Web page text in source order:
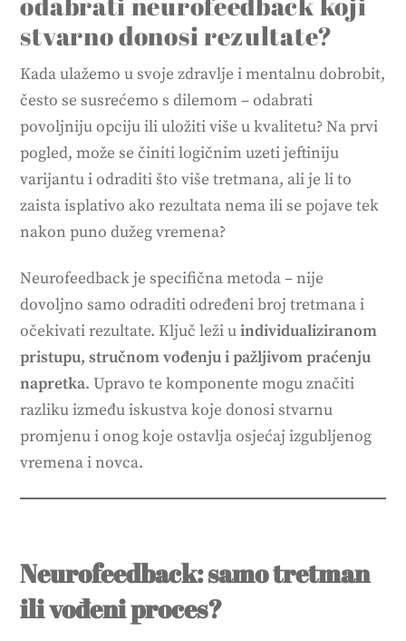
stvarno donosi rezultate?
Kada ulažemo u svoje zdravlje i mentalnu dobrobit,
često se susrećemo s dilemom – odabrati
povoljniju opciju ili uložiti više u kvalitetu? Na prvi
pogled, može se činiti logičnim uzeti jeftiniju
varijantu i odraditi što više tretmana, ali je li to
zaista isplativo ako rezultata nema ili se pojave tek
nakon puno dužeg vremena?
Neurofeedback je specifična metoda – nije
dovoljno samo odraditi određeni broj tretmana i
očekivati rezultate. Ključ leži uindividualiziranom
pristupu, stručnom vođenju i pažljivom praćenju
napretka. Upravo te komponente mogu značiti
razliku između iskustva koje donosi stvarnu
promjenu i onog koje ostavlja osjećaj izgubljenog
vremena i novca.
Neurofeedback: samo tretman
ili vođeni proces?